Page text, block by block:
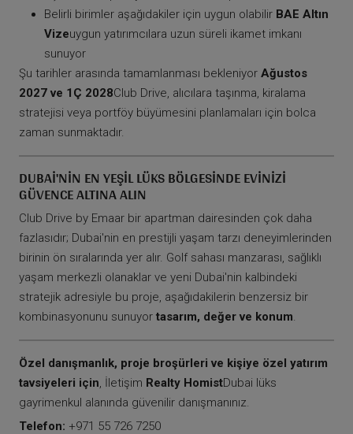
Belirli birimler aşağıdakiler için uygun olabilir BAE Altın
Vizeuygun yatırımcılara uzun süreli ikamet imkanı
sunuyor
Şu tarihler arasında tamamlanması bekleniyor Ağustos
2027 ve 1Ç 2028Club Drive, alıcılara taşınma, kiralama
stratejisi veya portföy büyümesini planlamaları için bolca
zaman sunmaktadır.
DUBAI'NIN EN YEŞIL LÜKS BÖLGESINDE EVINIZI
GÜVENCE ALTINA ALIN
Club Drive by Emaar bir apartman dairesinden çok daha
fazlasıdır; Dubai'nin en prestijli yaşam tarzı deneyimlerinden
birinin ön sıralarında yer alır. Golf sahası manzarası, sağlıklı
yaşam merkezli olanaklar ve yeni Dubai'nin kalbindeki
stratejik adresiyle bu proje, aşağıdakilerin benzersiz bir
kombinasyonunu sunuyor tasarım, değer ve konum.
Özel danışmanlık, proje broşürleri ve kişiye özel yatırım
tavsiyeleri için, İletişim Realty HomistDubai lüks
gayrimenkul alanında güvenilir danışmanınız.
Telefon: +971 55 726 7250